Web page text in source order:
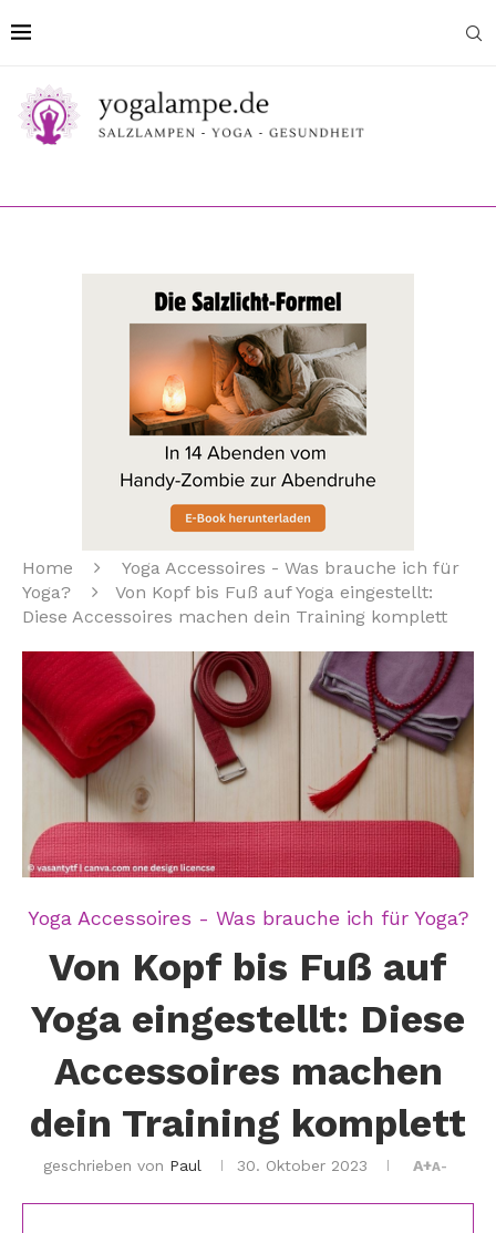
Home
Yoga Accessoires - Was brauche ich für
Yoga?
Von Kopf bis Fuß auf Yoga eingestellt:
Diese Accessoires machen dein Training komplett
Yoga Accessoires - Was brauche ich für Yoga?
Von Kopf bis Fuß auf
Yoga eingestellt: Diese
Accessoires machen
dein Training komplett
geschrieben von Paul 30. Oktober 2023 A+A-